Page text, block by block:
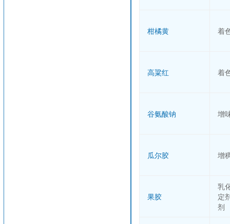
柑橘黄 着
高粱红 着
谷氨酸钠 增
瓜尔胶 增
果胶
乳
定
剂